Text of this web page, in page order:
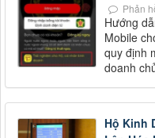
Phản
Hướng
Mobile
quy định
doanh
Hộ Kinh